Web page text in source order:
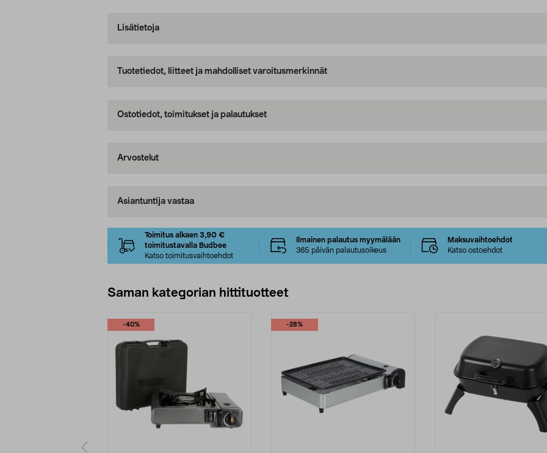
Lisätietoja
Tuotetiedot, liitteet ja mahdolliset varoitusmerkinnät
Ostotiedot, toimitukset ja palautukset
Arvostelut
Asiantuntija vastaa
Toimitus alkaen 3,90 €
toimitustavalla Budbee
Katso toimitusvaihtoehdot
Ilmainen palautus myymälään
365 päivän palautusoikeus
Maksuvaihtoehdot
Katso ostoehdot
Saman kategorian hittituotteet
-40% -28%